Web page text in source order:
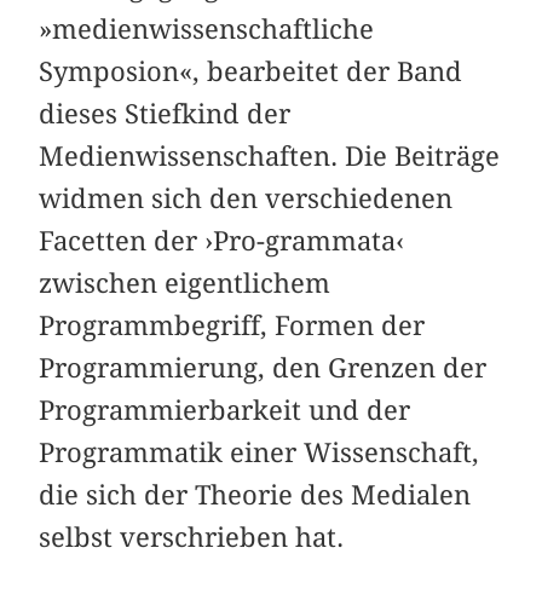
»medienwissenschaftliche
Symposion«, bearbeitet der Band
dieses Stiefkind der
Medienwissenschaften. Die Beiträge
widmen sich den verschiedenen
Facetten der ›Pro-grammata‹
zwischen eigentlichem
Programmbegriff, Formen der
Programmierung, den Grenzen der
Programmierbarkeit und der
Programmatik einer Wissenschaft,
die sich der Theorie des Medialen
selbst verschrieben hat.